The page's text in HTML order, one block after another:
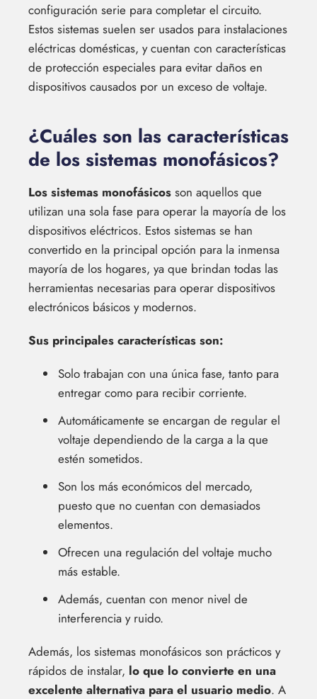
configuración serie para completar el circuito.
Estos sistemas suelen ser usados para instalaciones
eléctricas domésticas, y cuentan con características
de protección especiales para evitar daños en
dispositivos causados por un exceso de voltaje.
¿Cuáles son las características
de los sistemas monofásicos?
Los sistemas monofásicos son aquellos que
utilizan una sola fase para operar la mayoría de los
dispositivos eléctricos. Estos sistemas se han
convertido en la principal opción para la inmensa
mayoría de los hogares, ya que brindan todas las
herramientas necesarias para operar dispositivos
electrónicos básicos y modernos.
Sus principales características son:
Solo trabajan con una única fase, tanto para
entregar como para recibir corriente.
Automáticamente se encargan de regular el
voltaje dependiendo de la carga a la que
estén sometidos.
Son los más económicos del mercado,
puesto que no cuentan con demasiados
elementos.
Ofrecen una regulación del voltaje mucho
más estable.
Además, cuentan con menor nivel de
interferencia y ruido.
Además, los sistemas monofásicos son prácticos y
rápidos de instalar, lo que lo convierte en una
excelente alternativa para el usuario medio. A